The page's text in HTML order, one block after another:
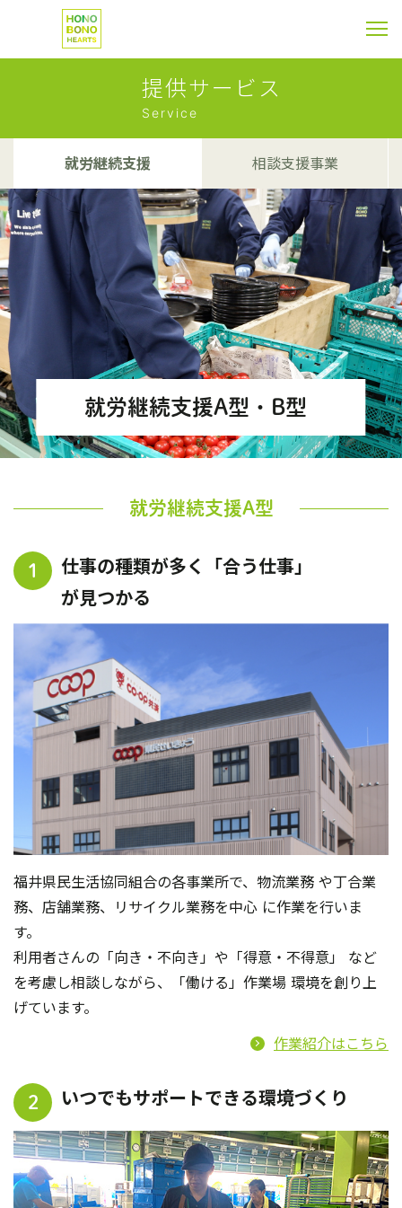
提供サービス
Service
就労継続支援 相談支援事業
就労継続支援A型・B型
就労継続支援A型
1
仕事の種類が多く「合う仕事」
が見つかる
福井県民生活協同組合の各事業所で、物流業務 や丁合業
務、店舗業務、リサイクル業務を中心 に作業を行いま
す。
利用者さんの「向き・不向き」や「得意・不得意」 など
を考慮し相談しながら、「働ける」作業場 環境を創り上
げています。
作業紹介はこちら
2 いつでもサポートできる環境づくり